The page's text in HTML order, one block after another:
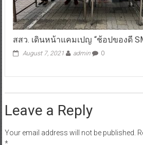
สสว. เดินหน้าแคมเปญ “ช้อปของดี
August 7, 2021 admin 0
Leave a Reply
Your email address will not be published.